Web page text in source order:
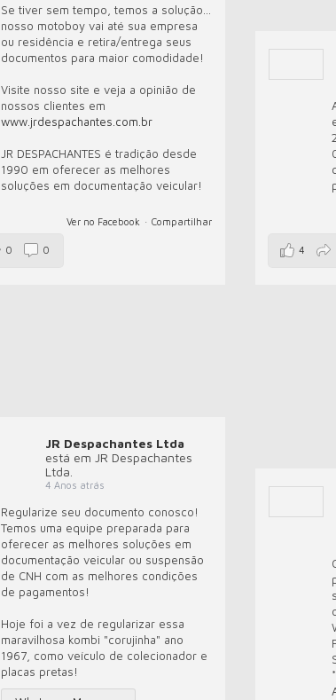
Se tiver sem tempo, temos a solução...
nosso motoboy vai até sua empresa
ou residência e retira/entrega seus
documentos para maior comodidade!
Visite nosso site e veja a opinião de
nossos clientes em
www.jrdespachantes.com.br
JR DESPACHANTES é tradição desde
1990 em oferecer as melhores
soluções em documentação veicular!
Ver no Facebook · Compartilhar
0 0 4
JR Despachantes Ltda
está em JR Despachantes
Ltda.
4 Anos atrás
Regularize seu documento conosco!
Temos uma equipe preparada para
oferecer as melhores soluções em
documentação veicular ou suspensão
de CNH com as melhores condições
de pagamentos!
Hoje foi a vez de regularizar essa
maravilhosa kombi "corujinha" ano
1967, como veículo de colecionador e
placas pretas!